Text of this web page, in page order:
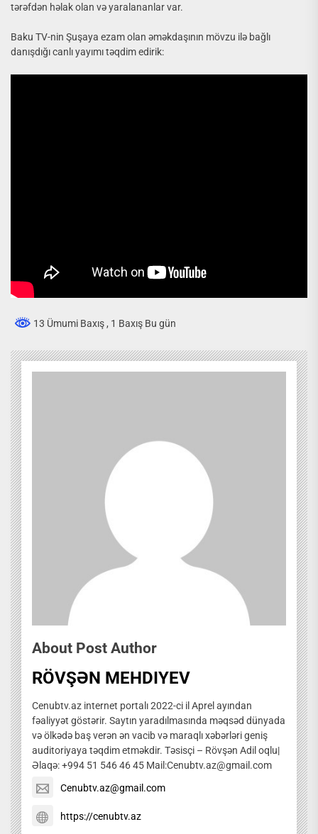
tərəfdən həlak olan və yaralananlar var.
Baku TV-nin Şuşaya ezam olan əməkdaşının mövzu ilə bağlı
danışdığı canlı yayımı təqdim edirik:
13 Ümumi Baxış, 1 Baxış Bu gün
About Post Author
RÖVŞƏN MEHDIYEV
Cenubtv.az internet portalı 2022-ci il Aprel ayından
fəaliyyət göstərir. Saytın yaradılmasında məqsəd dünyada
və ölkədə baş verən ən vacib və maraqlı xəbərləri geniş
auditoriyaya təqdim etməkdir. Təsisçi – Rövşən Adil oqlu|
Əlaqə: +994 51 546 46 45 Mail:Cenubtv.az@gmail.com
Cenubtv.az@gmail.com
https://cenubtv.az